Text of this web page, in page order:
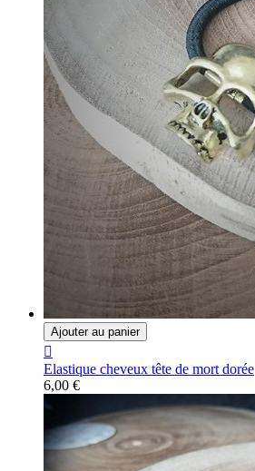
Ajouter au panier

Elastique cheveux tête de mort dorée
6,00 €